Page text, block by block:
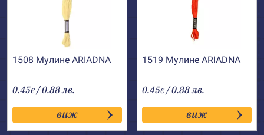
1508 Мулине АRIADNA
0.45€ / 0.88 лв.
виж
1519 Мулине АRIADNA
0.45€ / 0.88 лв.
виж